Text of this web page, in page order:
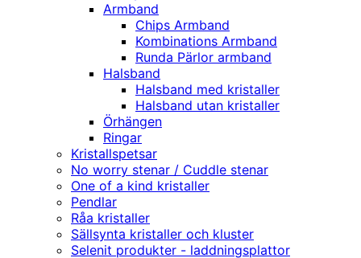
Armband
Chips Armband
Kombinations Armband
Runda Pärlor armband
Halsband
Halsband med kristaller
Halsband utan kristaller
Örhängen
Ringar
Kristallspetsar
No worry stenar / Cuddle stenar
One of a kind kristaller
Pendlar
Råa kristaller
Sällsynta kristaller och kluster
Selenit produkter - laddningsplattor